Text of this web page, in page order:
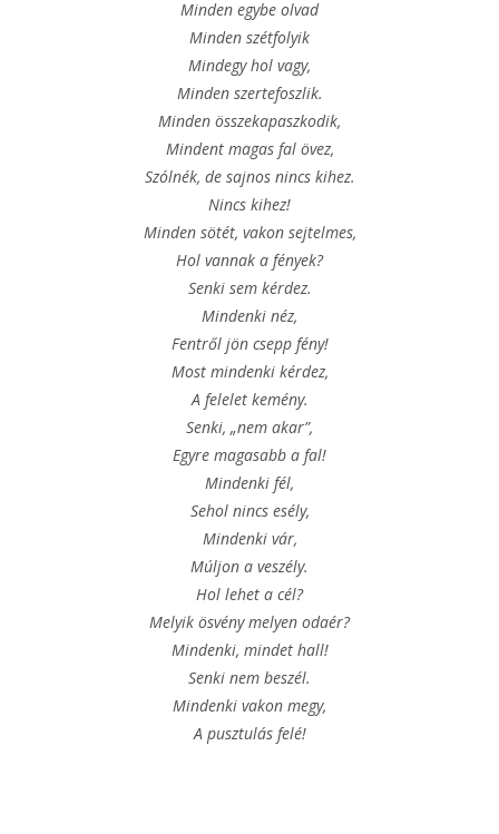
Minden egybe olvad
Minden szétfolyik
Mindegy hol vagy,
Minden szertefoszlik.
Minden összekapaszkodik,
Mindent magas fal övez,
Szólnék, de sajnos nincs kihez.
Nincs kihez!
Minden sötét, vakon sejtelmes,
Hol vannak a fények?
Senki sem kérdez.
Mindenki néz,
Fentről jön csepp fény!
Most mindenki kérdez,
A felelet kemény.
Senki, „nem akar”,
Egyre magasabb a fal!
Mindenki fél,
Sehol nincs esély,
Mindenki vár,
Múljon a veszély.
Hol lehet a cél?
Melyik ösvény melyen odaér?
Mindenki, mindet hall!
Senki nem beszél.
Mindenki vakon megy,
A pusztulás felé!